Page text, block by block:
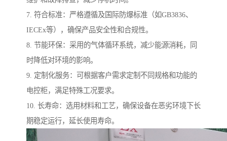
7. 符合标准：严格遵循及国际防爆标准（如GB3836、
IECEx等），确保产品安全性和合规性。
8. 节能环保：采用的气体循环系统，减少能源消耗，同
时降低对环境的影响。
9. 定制化服务：可根据客户需求定制不同规格和功能的
电控柜，满足特殊工况要求。
10. 长寿命：选用材料和工艺，确保设备在恶劣环境下长
期稳定运行，延长使用寿命。